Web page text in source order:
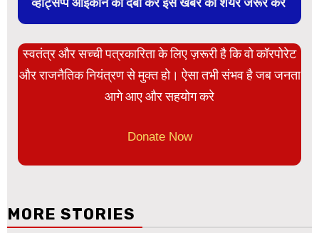
स्वतंत्र और सच्ची पत्रकारिता के लिए ज़रूरी है कि वो कॉरपोरेट
और राजनैतिक नियंत्रण से मुक्त हो। ऐसा तभी संभव है जब जनता
आगे आए और सहयोग करे
Donate Now
MORE STORIES